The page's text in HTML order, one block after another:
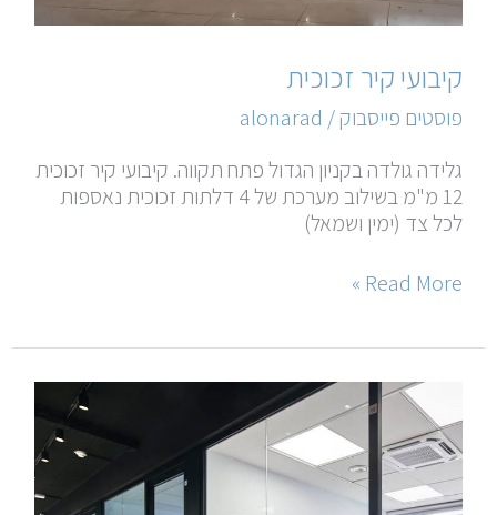
קיבועי קיר זכוכית
פוסטים פייסבוק/
alonarad
גלידה גולדה בקניון הגדול פתח תקווה. קיבועי קיר זכוכית
12 מ"מ בשילוב מערכת של 4 דלתות זכוכית נאספות
לכל צד (ימין ושמאל)
Read More »
מחיצות
למשרדים
רצפה
תקרה